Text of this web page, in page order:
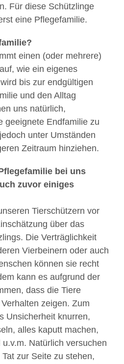
Für diese Schützlinge
eine Pflegefamilie.
einen (oder mehrere)
wie ein eigenes
bis zur endgültigen
und den Alltag
uns natürlich,
geeignete Endfamilie zu
unter Umständen
Zeitraum hinziehen.
bei uns
zuvor einiges
Tierschützern vor
über das
Die Verträglichkeit
Vierbeinern oder auch
können sie recht
kann es aufgrund der
dass die Tiere
zeigen. Zum
Unsicherheit knurren,
alles kaputt machen,
Natürlich versuchen
zur Seite zu stehen,